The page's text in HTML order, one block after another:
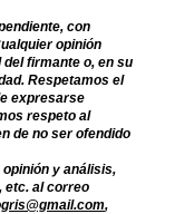
con
opinión
firmante o, en su
Respetamos el
expresarse
respeto al
de no ser ofendido
y análisis,
etc. al correo
,